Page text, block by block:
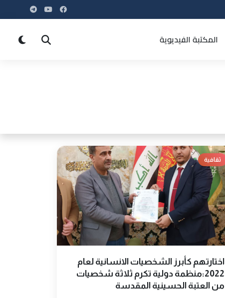
المكتبة الفيديوية
ثقافية
اختارتهم كأبرز الشخصيات الانسانية لعام
2022:منظمة دولية تكرم ثلاثة شخصيات
من العتبة الحسينية المقدسة